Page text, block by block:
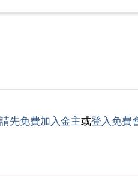
請先免費加入金主或登入免費